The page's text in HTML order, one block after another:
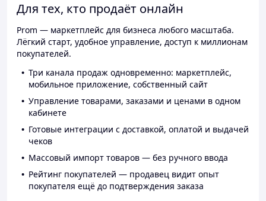
Для тех, кто продаёт онлайн
Prom — маркетплейс для бизнеса любого масштаба.
Лёгкий старт, удобное управление, доступ к миллионам
покупателей.
Три канала продаж одновременно: маркетплейс,
мобильное приложение, собственный сайт
Управление товарами, заказами и ценами в одном
кабинете
Готовые интеграции с доставкой, оплатой и выдачей
чеков
Массовый импорт товаров — без ручного ввода
Рейтинг покупателей — продавец видит опыт
покупателя ещё до подтверждения заказа